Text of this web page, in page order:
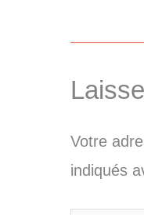
Votre
indiqués